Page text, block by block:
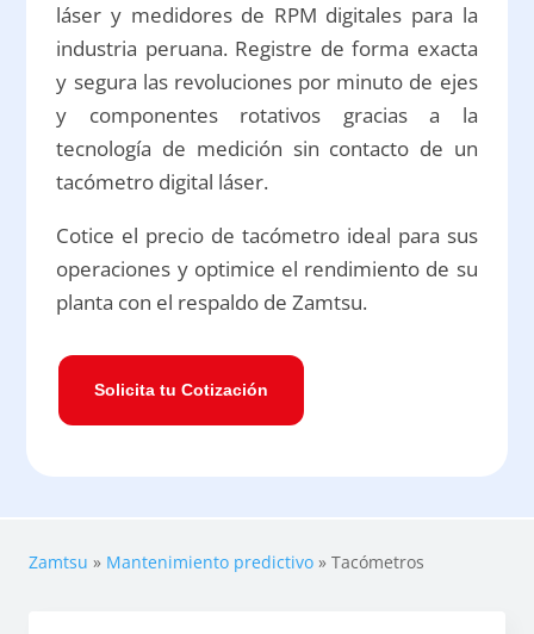
láser y medidores de RPM digitales para la
industria peruana. Registre de forma exacta
y segura las revoluciones por minuto de ejes
y componentes rotativos gracias a la
tecnología de medición sin contacto de un
tacómetro digital láser.
Cotice el precio de tacómetro ideal para sus
operaciones y optimice el rendimiento de su
planta con el respaldo de Zamtsu.
Solicita tu Cotización
Zamtsu » Mantenimiento predictivo »Tacómetros